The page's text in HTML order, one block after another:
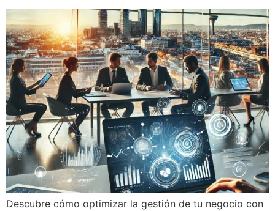
Descubre cómo optimizar la gestión de tu negocio con